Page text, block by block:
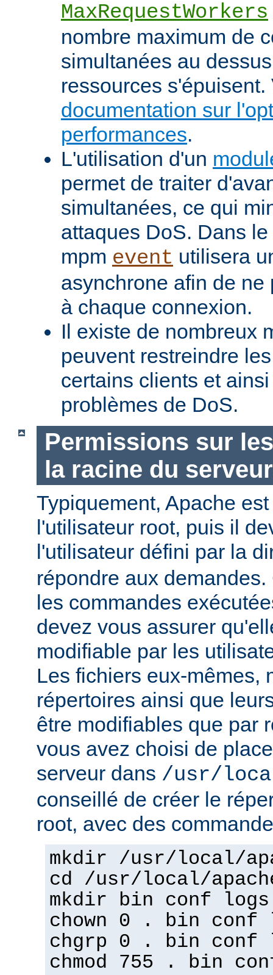
MaxRequestWorkers
nombre maximum de
simultanées au
ressources s'épuisent.
documentation sur
performances.
L'utilisation d'un
permet de traiter
simultanées, ce qui
attaques DoS. Dans
mpm event utilisera
asynchrone afin de
à chaque connexion.
Il existe de nombreux
peuvent restreindre
certains clients et
problèmes de DoS.
Permissions sur
la racine du serveur
Typiquement, Apache
l'utilisateur root, puis il
l'utilisateur défini par la
répondre aux
les commandes
devez vous assurer
modifiable par les
Les fichiers eux-mêmes,
répertoires ainsi que
être modifiables que par
vous avez choisi de
serveur dans /usr/
conseillé de créer le
root, avec des
mkdir /usr/local/
cd /usr/local/
mkdir bin conf logs
chown 0 . bin conf
chgrp 0 . bin conf
chmod 755 . bin